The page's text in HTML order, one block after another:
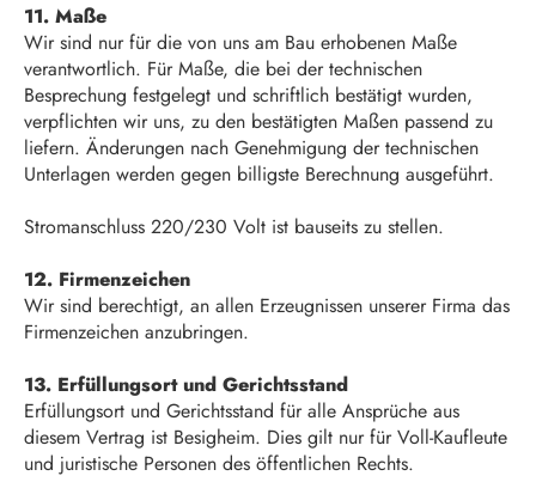
11. Maße
Wir sind nur für die von uns am Bau erhobenen Maße
verantwortlich. Für Maße, die bei der technischen
Besprechung festgelegt und schriftlich bestätigt wurden,
verpflichten wir uns, zu den bestätigten Maßen passend zu
liefern. Änderungen nach Genehmigung der technischen
Unterlagen werden gegen billigste Berechnung ausgeführt.
Stromanschluss 220/230 Volt ist bauseits zu stellen.
12. Firmenzeichen
Wir sind berechtigt, an allen Erzeugnissen unserer Firma das
Firmenzeichen anzubringen.
13. Erfüllungsort und Gerichtsstand
Erfüllungsort und Gerichtsstand für alle Ansprüche aus
diesem Vertrag ist Besigheim. Dies gilt nur für Voll-Kaufleute
und juristische Personen des öffentlichen Rechts.